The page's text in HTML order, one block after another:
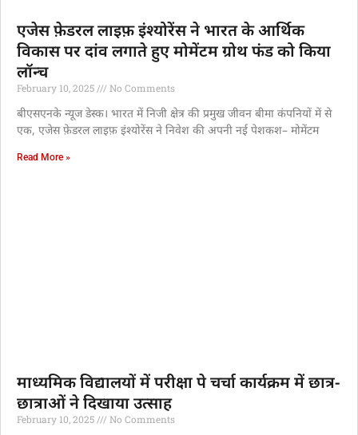
एजेस फ़ेडरल लाइफ़ इंश्योरेंस ने भारत के आर्थिक
विकास पर दांव लगाते हुए मोमेंटम ग्रोथ फंड को किया
लॉन्च
February 10, 2025 No Comments
बीएसएनके न्यूज डेस्क। भारत में निजी क्षेत्र की प्रमुख जीवन बीमा कंपनियों में से
एक, एजेस फ़ेडरल लाइफ़ इंश्योरेंस ने निवेश की अपनी नई पेशकश– मोमेंटम
Read More »
माध्यमिक विद्यालयों में परीक्षा पे चर्चा कार्यक्रम में छात्र-
छात्राओं ने दिखाया उत्साह
February 10, 2025 No Comments